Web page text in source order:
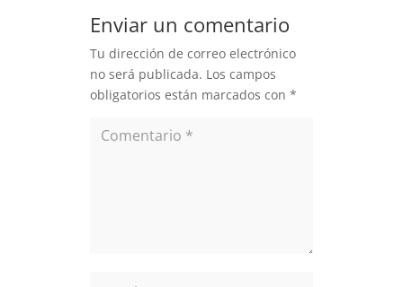
Enviar un comentario
Tu dirección de correo electrónico
no será publicada. Los campos
obligatorios están marcados con *